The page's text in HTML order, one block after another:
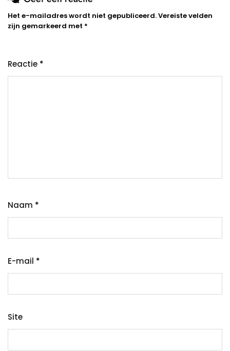
Het e-mailadres wordt niet gepubliceerd.Vereiste velden
zijn gemarkeerd met *
Reactie *
Naam *
E-mail *
Site